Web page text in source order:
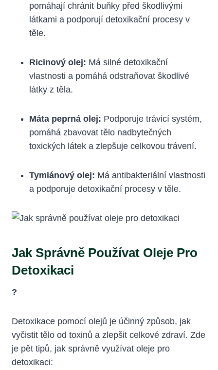
pomáhají chránit buňky před škodlivými
látkami a podporují detoxikační procesy v
těle.
Ricinový olej: Má silné detoxikační
vlastnosti a pomáhá odstraňovat škodlivé
látky z těla.
Máta peprná olej: Podporuje trávicí systém,
pomáhá zbavovat tělo nadbytečných
toxických látek a zlepšuje celkovou trávení.
Tymiánový olej: Má antibakteriální vlastnosti
a podporuje detoxikační procesy v těle.
Jak Správně Používat Oleje Pro
Detoxikaci
?
Detoxikace pomocí olejů je účinný způsob, jak
vyčistit tělo od toxinů a zlepšit celkové zdraví. Zde
je pět tipů, jak správně využívat oleje pro
detoxikaci: